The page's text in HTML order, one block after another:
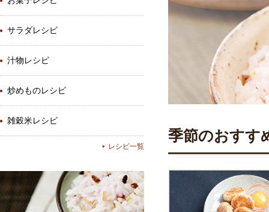
季節のおすす
サラダレシピ
汁物レシピ
炒めものレシピ
雑穀米レシピ
レシピ一覧